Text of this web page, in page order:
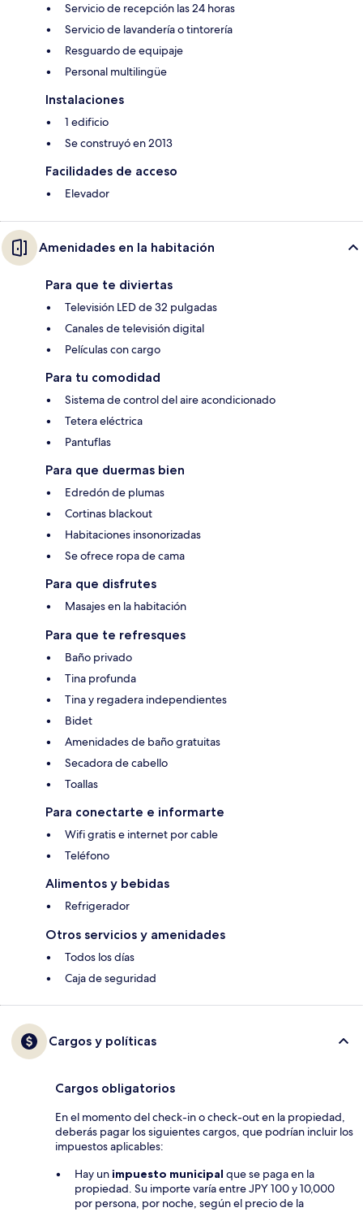
Servicio de recepción las 24 horas
Servicio de lavandería o tintorería
Resguardo de equipaje
Personal multilingüe
Instalaciones
1 edificio
Se construyó en 2013
Facilidades de acceso
Elevador
Amenidades en la habitación
Para que te diviertas
Televisión LED de 32 pulgadas
Canales de televisión digital
Películas con cargo
Para tu comodidad
Sistema de control del aire acondicionado
Tetera eléctrica
Pantuflas
Para que duermas bien
Edredón de plumas
Cortinas blackout
Habitaciones insonorizadas
Se ofrece ropa de cama
Para que disfrutes
Masajes en la habitación
Para que te refresques
Baño privado
Tina profunda
Tina y regadera independientes
Bidet
Amenidades de baño gratuitas
Secadora de cabello
Toallas
Para conectarte e informarte
Wifi gratis e internet por cable
Teléfono
Alimentos y bebidas
Refrigerador
Otros servicios y amenidades
Todos los días
Caja de seguridad
Cargos y políticas
Cargos obligatorios
En el momento del check-in o check-out en la propiedad,
deberás pagar los siguientes cargos, que podrían incluir los
impuestos aplicables:
Hay unimpuesto municipal que se paga en la
propiedad. Su importe varía entre JPY 100 y 10,000
por persona, por noche, según el precio de la